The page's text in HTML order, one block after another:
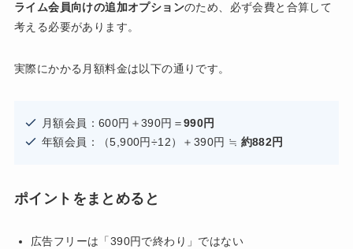
ライム会員向けの追加オプションのため、必ず会費と合算して
考える必要があります。
実際にかかる月額料金は以下の通りです。
月額会員：600円＋390円＝990円
年額会員：（5,900円÷12）＋390円 ≒ 約882円
ポイントをまとめると
広告フリーは「390円で終わり」ではない